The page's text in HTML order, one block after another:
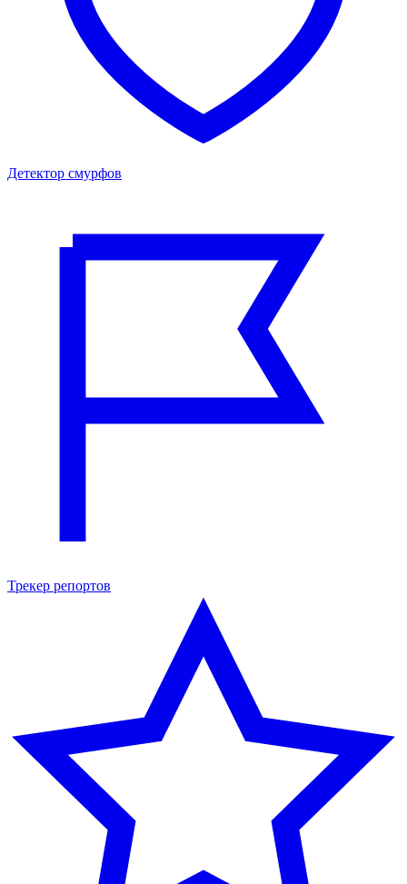
Детектор смурфов
Трекер репортов